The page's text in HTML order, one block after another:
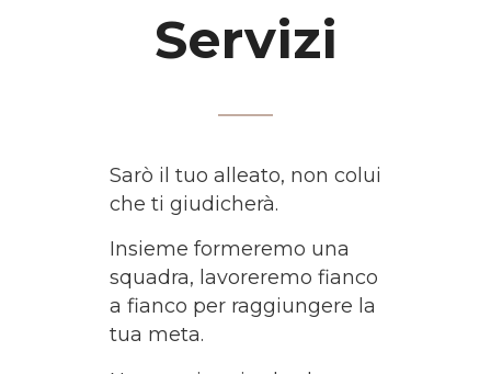
Servizi
Sarò il tuo alleato, non colui
che ti giudicherà.
Insieme formeremo una
squadra, lavoreremo fianco
a fianco per raggiungere la
tua meta.